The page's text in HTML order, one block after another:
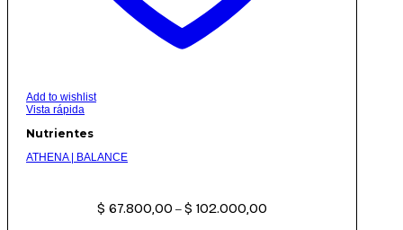
Add to wishlist
Vista rápida
Nutrientes
ATHENA | BALANCE
$ 67.800,00 – $ 102.000,00de